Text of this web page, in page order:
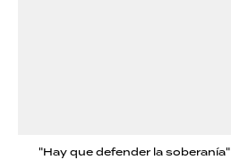
"Hay que defender la soberanía"